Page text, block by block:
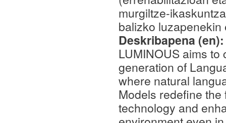
murgiltze-
balizko luzapenekin
Deskribapena
LUMINOUS aims
generation of
where natural
Models redefine
technology and